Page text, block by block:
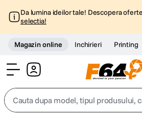
Da lumina ideilor tale! Descopera
selectia!
Magazin online Inchirieri Printing
Cauta dupa model, tipul produsului,